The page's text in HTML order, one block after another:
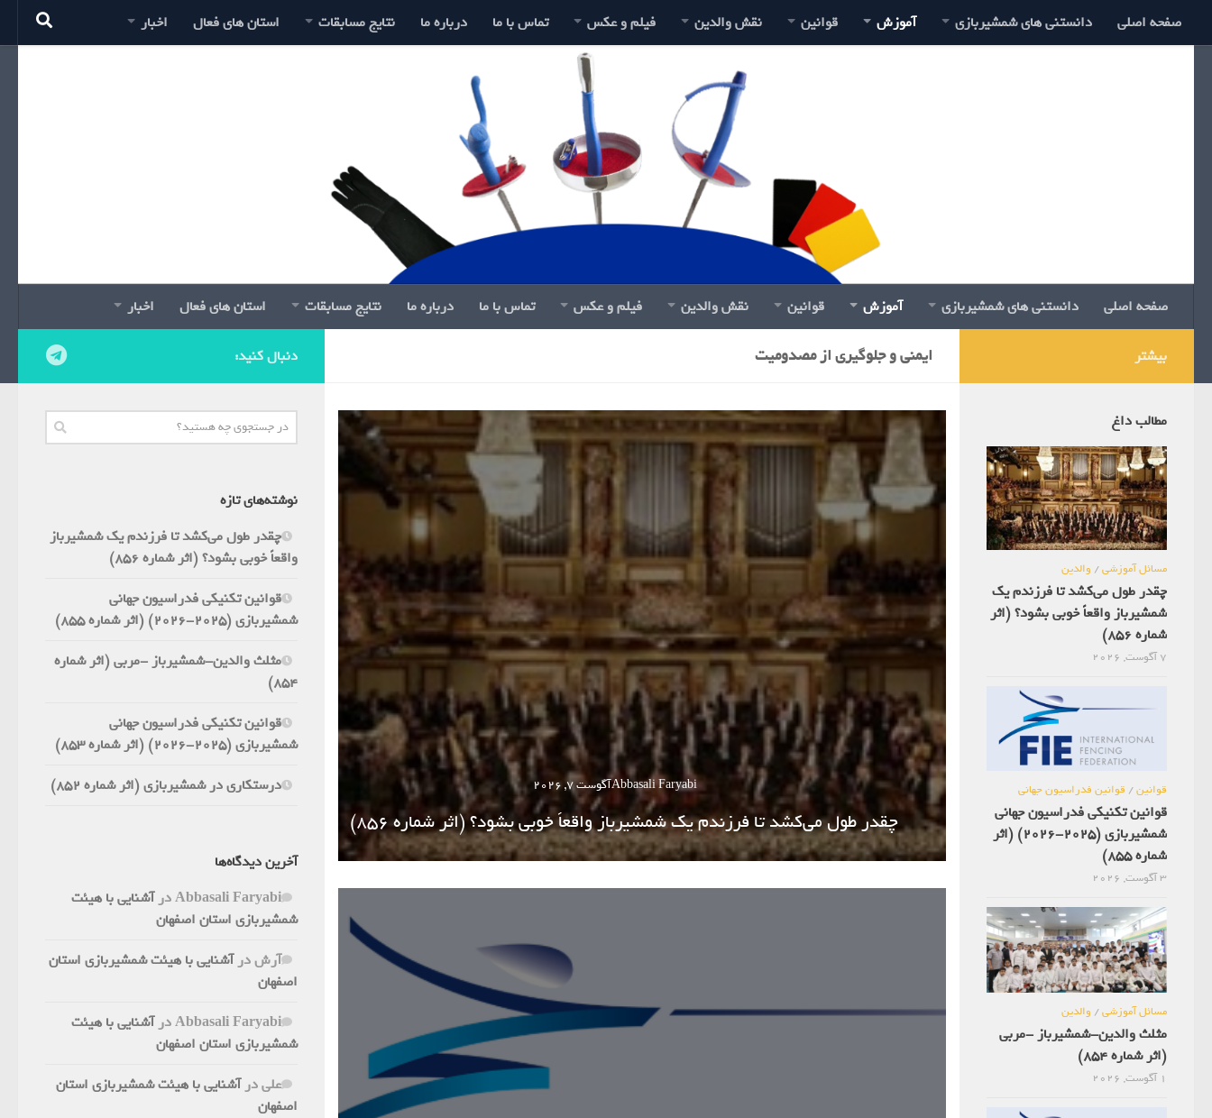
صفحه اصلی دانستنی های شمشیربازی آموزش قوانین نقش والدین فیلم و عکس تماس با ما درباره ما نتایج مسابقات استان های فعال اخبار
صفحه اصلی دانستنی های شمشیربازی آموزش قوانین نقش والدین فیلم و عکس تماس با ما درباره ما نتایج مسابقات استان های فعال اخبار
ایمنی و جلوگیری از مصدومیت
Abbasali Faryabiآگوست 7, 2026
چقدر طول می‌کشد تا فرزندم یک شمشیرباز واقعاً خوبی بشود؟ (اثر شماره 856)
دنبال کنید:
نوشته‌های تازه
چقدر طول می‌کشد تا فرزندم یک شمشیرباز
واقعاً خوبی بشود؟ (اثر شماره 856)
قوانین تکنیکی فدراسیون جهانی
شمشیربازی (2025-2026) (اثر شماره 855)
مثلث والدین-شمشیرباز -مربی (اثر شماره
854)
قوانین تکنیکی فدراسیون جهانی
شمشیربازی (2025-2026) (اثر شماره 853)
درستکاری در شمشیربازی (اثر شماره 852)
آخرین دیدگاه‌ها
Abbasali Faryabiدرآشنایی با هیئت
شمشیربازی استان اصفهان
آرشدرآشنایی با هیئت شمشیربازی استان
اصفهان
Abbasali Faryabiدرآشنایی با هیئت
شمشیربازی استان اصفهان
علیدرآشنایی با هیئت شمشیربازی استان
اصفهان
بیشتر
مطالب داغ
مسائل آموزشی/ والدین
چقدر طول می‌کشد تا فرزندم یک
شمشیرباز واقعاً خوبی بشود؟ (اثر
شماره 856)
7 آگوست, 2026
قوانین/ قوانین فدراسیون جهانی
قوانین تکنیکی فدراسیون جهانی
شمشیربازی (2025-2026) (اثر
شماره 855)
3 آگوست, 2026
مسائل آموزشی/ والدین
مثلث والدین-شمشیرباز -مربی
(اثر شماره 854)
1 آگوست, 2026